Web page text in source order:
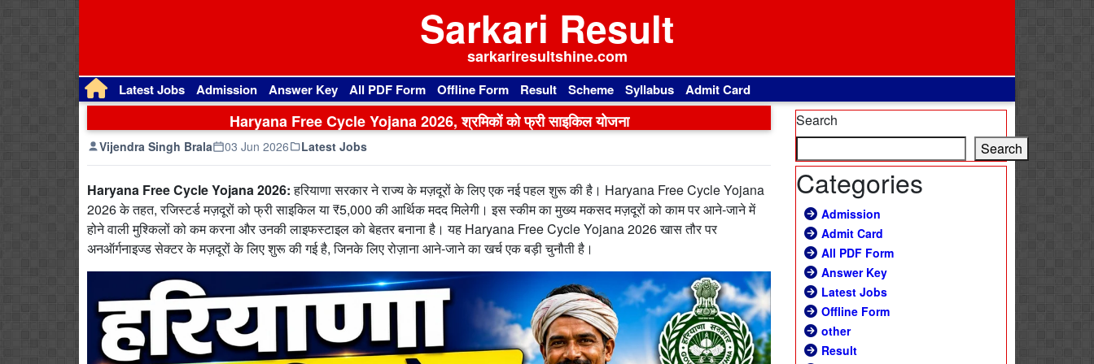
Sarkari Result
sarkariresultshine.com
Latest Jobs Admission Answer Key All PDF Form Offline Form Result Scheme Syllabus Admit Card
Haryana Free Cycle Yojana 2026, श्रमिकों को फ्री साइकिल योजना
Vijendra Singh Brala 03 Jun 2026 Latest Jobs
Haryana Free Cycle Yojana 2026:हरियाणा सरकार ने राज्य के मज़दूरों के लिए एक नई पहल शुरू की है। Haryana Free Cycle Yojana
2026 के तहत, रजिस्टर्ड मज़दूरों को फ्री साइकिल या ₹5,000 की आर्थिक मदद मिलेगी। इस स्कीम का मुख्य मकसद मज़दूरों को काम पर आने-जाने में
होने वाली मुश्किलों को कम करना और उनकी लाइफस्टाइल को बेहतर बनाना है। यह Haryana Free Cycle Yojana 2026 खास तौर पर
अनऑर्गनाइज्ड सेक्टर के मज़दूरों के लिए शुरू की गई है, जिनके लिए रोज़ाना आने-जाने का खर्च एक बड़ी चुनौती है।
Search
Search
Categories
Admission
Admit Card
All PDF Form
Answer Key
Latest Jobs
Offline Form
other
Result